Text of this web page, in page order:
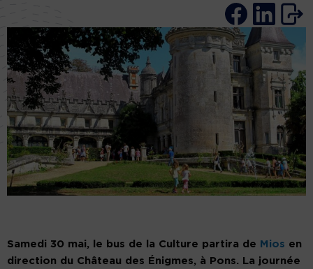
Samedi 30 mai, le bus de la Culture partira de Mios en
direction du Château des Énigmes, à Pons. La journée